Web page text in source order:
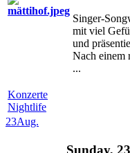
Singer-
mit viel
und
Nach einem
...
Konzerte
Nightlife
23Aug.